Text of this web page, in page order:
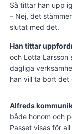
Så tittar han upp
– Nej, det
slutat med det.
Han tittar
och Lotta Larsson
dagliga
han vill ta bort det
Alfreds
både honom och
Passet visas för